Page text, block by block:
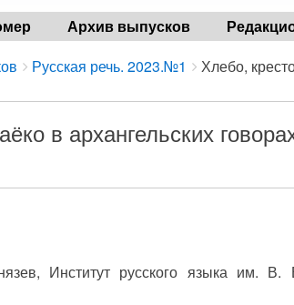
Архив выпусков
Русская речь. 2023.№1 Хлебо,
в архангельских
Институт русского языка им.